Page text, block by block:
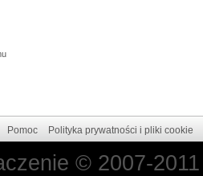
Pomoc Polityka prywatności i pliki cookie
© 2007-